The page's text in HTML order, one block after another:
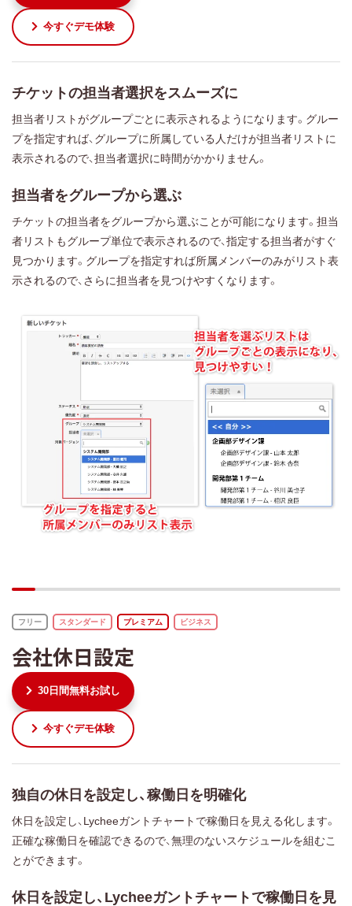
今すぐデモ体験
チケットの担当者選択をスムーズに
担当者リストがグループごとに表示されるようになります。グルー
プを指定すれば、グループに所属している人だけが担当者リストに
表示されるので、担当者選択に時間がかかりません。
担当者をグループから選ぶ
チケットの担当者をグループから選ぶことが可能になります。担当
者リストもグループ単位で表示されるので、指定する担当者がすぐ
見つかります。グループを指定すれば所属メンバーのみがリスト表
示されるので、さらに担当者を見つけやすくなります。
フリー スタンダード プレミアム ビジネス
会社休日設定
30日間無料お試し
今すぐデモ体験
独自の休日を設定し、稼働日を明確化
休日を設定し、Lycheeガントチャートで稼働日を見える化します。
正確な稼働日を確認できるので、無理のないスケジュールを組むこ
とができます。
休日を設定し、Lycheeガントチャートで稼働日を見